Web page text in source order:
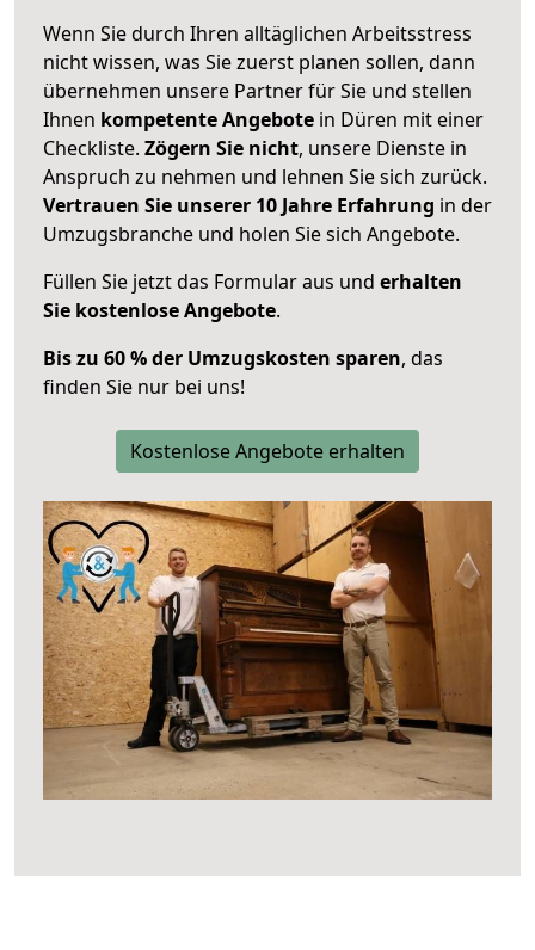
Wenn Sie durch Ihren alltäglichen Arbeitsstress
nicht wissen, was Sie zuerst planen sollen, dann
übernehmen unsere Partner für Sie und stellen
Ihnen kompetente Angebote in Düren mit einer
Checkliste. Zögern Sie nicht, unsere Dienste in
Anspruch zu nehmen und lehnen Sie sich zurück.
Vertrauen Sie unserer 10 Jahre Erfahrung in der
Umzugsbranche und holen Sie sich Angebote.
Füllen Sie jetzt das Formular aus und erhalten
Sie kostenlose Angebote.
Bis zu 60 % der Umzugskosten sparen, das
finden Sie nur bei uns!
Kostenlose Angebote erhalten